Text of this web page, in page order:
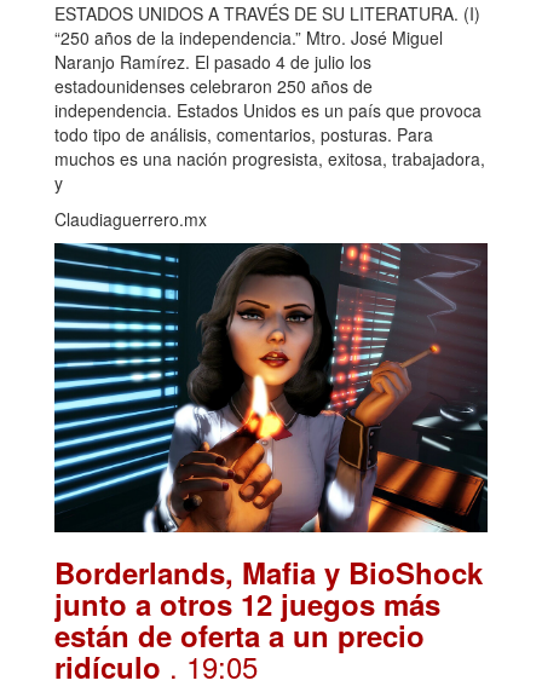
ESTADOS UNIDOS A TRAVÉS DE SU LITERATURA. (I)
“250 años de la independencia.” Mtro. José Miguel
Naranjo Ramírez. El pasado 4 de julio los
estadounidenses celebraron 250 años de
independencia. Estados Unidos es un país que provoca
todo tipo de análisis, comentarios, posturas. Para
muchos es una nación progresista, exitosa, trabajadora,
y
Claudiaguerrero.mx
Borderlands, Mafia y BioShock
junto a otros 12 juegos más
están de oferta a un precio
ridículo . 19:05